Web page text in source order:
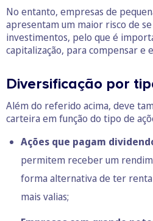
No entanto, empresas de
apresentam um maior risco de
investimentos, pelo que é
capitalização, para compensar e
Diversificação por
Além do referido acima, deve
carteira em função do tipo de
Ações que pagam
permitem receber um
forma alternativa de ter
mais valias;